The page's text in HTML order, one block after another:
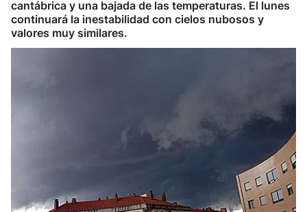
cantábrica y una bajada de las temperaturas. El lunes
continuará la inestabilidad con cielos nubosos y
valores muy similares.